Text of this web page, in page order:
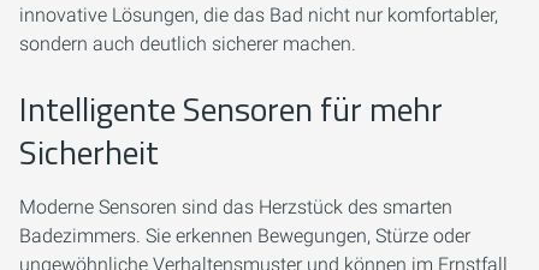
innovative Lösungen, die das Bad nicht nur komfortabler,
sondern auch deutlich sicherer machen.
Intelligente Sensoren für mehr
Sicherheit
Moderne Sensoren sind das Herzstück des smarten
Badezimmers. Sie erkennen Bewegungen, Stürze oder
ungewöhnliche Verhaltensmuster und können im Ernstfall